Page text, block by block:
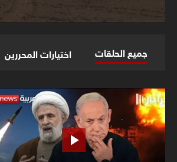
جميع الحلقات اختيارات المحررين